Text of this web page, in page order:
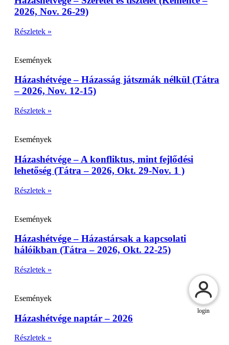
2026, Nov. 26-29)
Részletek »
Események
Házashétvége – Házasság játszmák nélkül (Tátra
– 2026, Nov. 12-15)
Részletek »
Események
Házashétvége – A konfliktus, mint fejlődési
lehetőség (Tátra – 2026, Okt. 29-Nov. 1 )
Részletek »
Események
Házashétvége – Házastársak a kapcsolati
hálóikban (Tátra – 2026, Okt. 22-25)
Részletek »
Események
Házashétvége naptár – 2026
Részletek »
login